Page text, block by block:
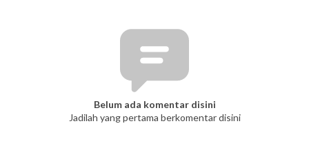
Belum ada komentar disini
Jadilah yang pertama berkomentar disini